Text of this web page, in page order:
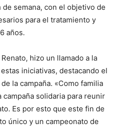
semana, con el objetivo de
para el tratamiento y
años.
hizo un llamado a la
iniciativas, destacando el
la campaña. «Como familia
solidaria para reunir
Es por esto que este fin de
único y un campeonato de